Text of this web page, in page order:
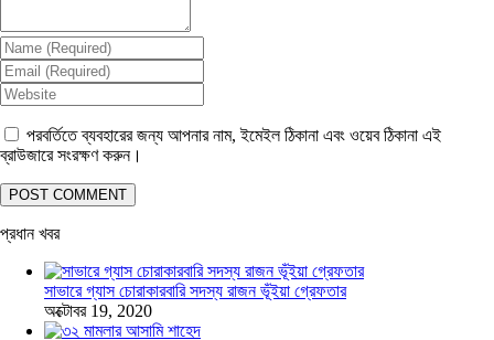
পরবর্তিতে ব্যবহারের জন্য আপনার নাম, ইমেইল ঠিকানা এবং ওয়েব ঠিকানা এই
ব্রাউজারে সংরক্ষণ করুন।
প্রধান খবর
সাভারে গ্যাস চোরাকারবারি সদস্য রাজন ভূঁইয়া গ্রেফতার
অক্টোবর 19, 2020